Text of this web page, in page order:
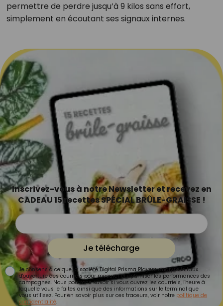
permettre de perdre jusqu’à 9 kilos sans effort,
simplement en écoutant ses signaux internes.
Inscrivez-vous à notre Newsletter et recevez en
CADEAU 15 recettes SPÉCIAL BRÛLE-GRAISSE !
Je télécharge
Je consens à ce que la société Digital Prisma Players analyse le taux
d'ouverture des courriels pour mesurer et optimiser les performances des
campagnes. Nous pourrons savoir si vous ouvrez les courriels, l'heure à
laquelle vous le faites ainsi que des informations sur le terminal que
vous utilisez. Pour en savoir plus sur ces traceurs, voir notre politique de
confidentialité.